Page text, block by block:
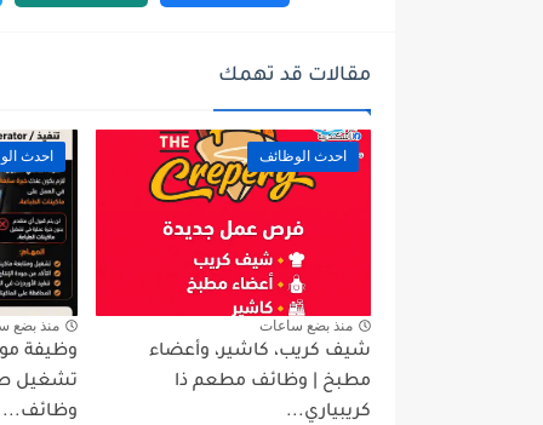
مقالات قد تهمك
احدث الوظائف
منذ بضع ساعات
شيف كريب، كاشير، وأعضاء
مطبخ | وظائف مطعم ذا
كريبياري...
احدث
منذ بضع
وظيفة
وظائف...